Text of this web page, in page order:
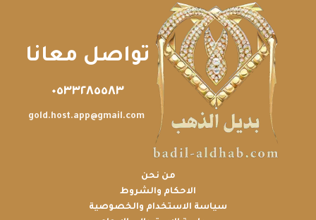
تواصل معانا
٠٥٣٣٢٨٥٥٨٣
gold.host.app@gmail.com
من نحن
الاحكام والشروط
سياسة الاستخدام والخصوصية